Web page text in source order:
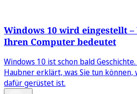
Windows 10 wird eingestellt –
Ihren Computer bedeutet
Windows 10 ist schon bald
Haubner erklärt, was Sie tun können,
dafür gerüstet ist.